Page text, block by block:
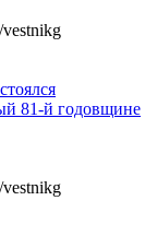
81-й годовщине